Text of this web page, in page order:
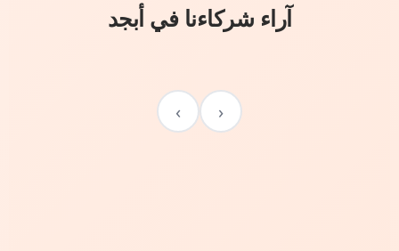
آراء شركاءنا في أبجد
‹
›